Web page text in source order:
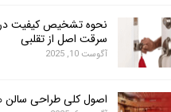
نحوه تشخیص کیفیت
سرقت اصل از تقلبی
آگوست 10, 2025
اصول کلی طراحی